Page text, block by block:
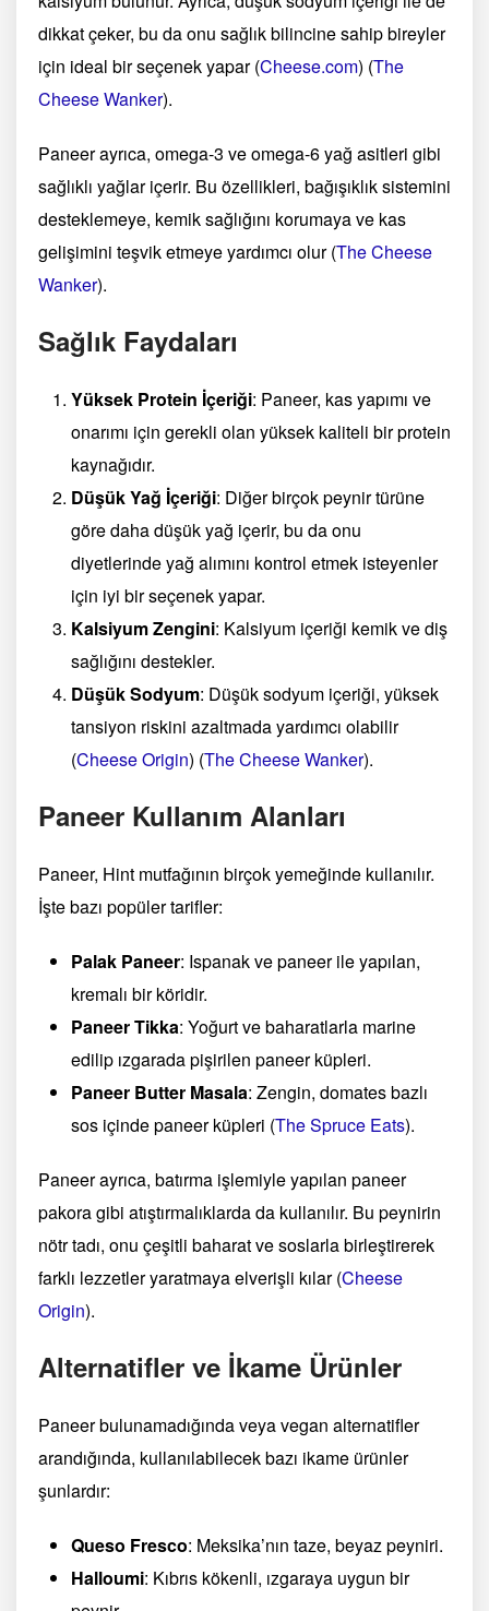
dikkat çeker, bu da onu sağlık bilincine sahip bireyler
için ideal bir seçenek yapar​(Cheese.com) (The
Cheese Wanker)​.
Paneer ayrıca, omega-3 ve omega-6 yağ asitleri gibi
sağlıklı yağlar içerir. Bu özellikleri, bağışıklık sistemini
desteklemeye, kemik sağlığını korumaya ve kas
gelişimini teşvik etmeye yardımcı olur​(The Cheese
Wanker)​.
Sağlık Faydaları
Yüksek Protein İçeriği: Paneer, kas yapımı ve
onarımı için gerekli olan yüksek kaliteli bir protein
kaynağıdır.
Düşük Yağ İçeriği: Diğer birçok peynir türüne
göre daha düşük yağ içerir, bu da onu
diyetlerinde yağ alımını kontrol etmek isteyenler
için iyi bir seçenek yapar.
Kalsiyum Zengini: Kalsiyum içeriği kemik ve diş
sağlığını destekler.
Düşük Sodyum: Düşük sodyum içeriği, yüksek
tansiyon riskini azaltmada yardımcı olabilir​
(Cheese Origin) (The Cheese Wanker)​.
Paneer Kullanım Alanları
Paneer, Hint mutfağının birçok yemeğinde kullanılır.
İşte bazı popüler tarifler:
Palak Paneer: Ispanak ve paneer ile yapılan,
kremalı bir köridir.
Paneer Tikka: Yoğurt ve baharatlarla marine
edilip ızgarada pişirilen paneer küpleri.
Paneer Butter Masala: Zengin, domates bazlı
sos içinde paneer küpleri​ (The Spruce Eats)​.
Paneer ayrıca, batırma işlemiyle yapılan paneer
pakora gibi atıştırmalıklarda da kullanılır. Bu peynirin
nötr tadı, onu çeşitli baharat ve soslarla birleştirerek
farklı lezzetler yaratmaya elverişli kılar​(Cheese
Origin)​.
Alternatifler ve İkame Ürünler
Paneer bulunamadığında veya vegan alternatifler
arandığında, kullanılabilecek bazı ikame ürünler
şunlardır:
Queso Fresco: Meksika’nın taze, beyaz peyniri.
Halloumi: Kıbrıs kökenli, ızgaraya uygun bir